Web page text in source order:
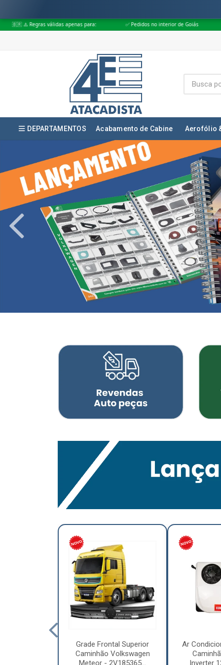
para: ✅ Pedidos no interior de Goiás ✅ Pedidos aprovados até
DEPARTAMENTOS Acabamento de Cabine Aerofólio
Grade Frontal Superior
Caminhão Volkswagen
Meteor - 2V185365...
Ar
Inverter